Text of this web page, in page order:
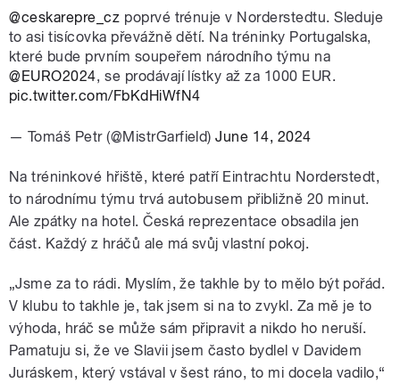
@ceskarepre_cz ⁩ poprvé trénuje v Norderstedtu. Sleduje
to asi tisícovka převážně dětí. Na tréninky Portugalska,
které bude prvním soupeřem národního týmu na
⁦@EURO2024⁩, se prodávají lístky až za 1000 EUR.
pic.twitter.com/FbKdHiWfN4
— Tomáš Petr (@MistrGarfield)June 14, 2024
Na tréninkové hřiště, které patří Eintrachtu Norderstedt,
to národnímu týmu trvá autobusem přibližně 20 minut.
Ale zpátky na hotel. Česká reprezentace obsadila jen
část. Každý z hráčů ale má svůj vlastní pokoj.
„Jsme za to rádi. Myslím, že takhle by to mělo být pořád.
V klubu to takhle je, tak jsem si na to zvykl. Za mě je to
výhoda, hráč se může sám připravit a nikdo ho neruší.
Pamatuju si, že ve Slavii jsem často bydlel v Davidem
Juráskem, který vstával v šest ráno, to mi docela vadilo,“